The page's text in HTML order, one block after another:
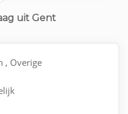
uit Gent
, Overige